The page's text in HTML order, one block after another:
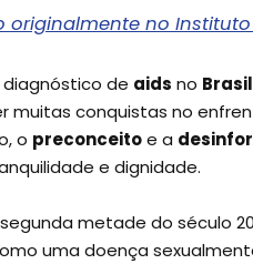
originalmente no
diagnóstico de aids no Brasil
muitas conquistas no
o preconceitoe a
e dignidade.
segunda metade do século
uma doença